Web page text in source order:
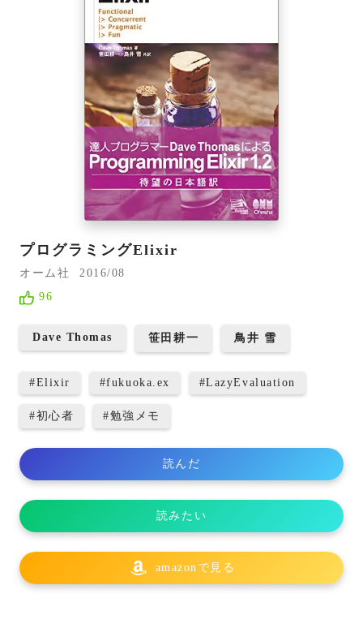
プログラミングElixir
オーム社
2016/08
96
Dave Thomas 笹田耕一 鳥井 雪
#Elixir #fukuoka.ex #LazyEvaluation
#初心者 #勉強メモ
読んだ
読みたい
amazonで見る